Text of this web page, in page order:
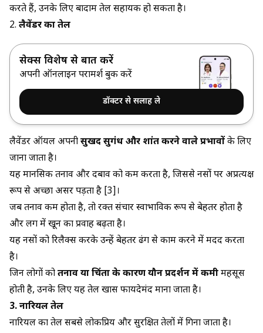
करते हैं, उनके लिए बादाम तेल सहायक हो सकता है।
2. लैवेंडर का तेल
सेक्स विशेषज्ञ से बात करें
अपनी ऑनलाइन परामर्श बुक करें
डॉक्टर से सलाह ले
लैवेंडर ऑयल अपनीसुखद सुगंध और शांत करने वाले प्रभावोंके लिए
जाना जाता है।
यह मानसिक तनाव और दबाव को कम करता है, जिससे नसों पर अप्रत्यक्ष
रूप से अच्छा असर पड़ता है [3]।
जब तनाव कम होता है, तो रक्त संचार स्वाभाविक रूप से बेहतर होता है
और लिंग में खून का प्रवाह बढ़ता है।
यह नसों को रिलैक्स करके उन्हें बेहतर ढंग से काम करने में मदद करता
है।
जिन लोगों कोतनाव या चिंता के कारण यौन प्रदर्शन में कमीमहसूस
होती है, उनके लिए यह तेल खास फायदेमंद माना जाता है।
3. नारियल तेल
नारियल का तेल सबसे लोकप्रिय और सुरक्षित तेलों में गिना जाता है।